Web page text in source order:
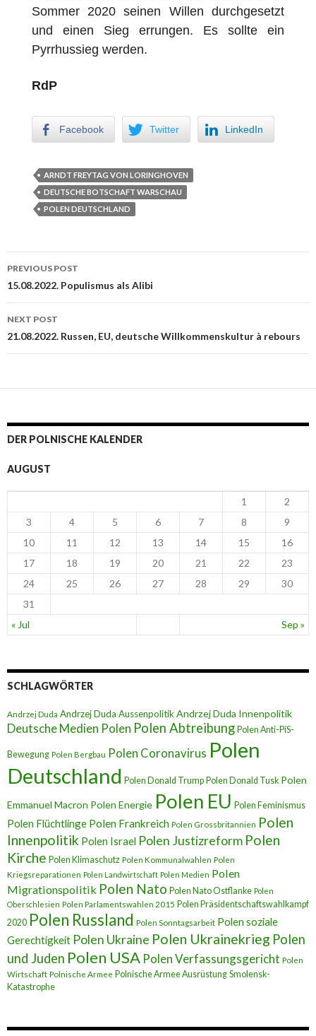
Sommer 2020 seinen Willen durchgesetzt
und einen Sieg errungen. Es sollte ein
Pyrrhussieg werden.
RdP
Facebook Twitter LinkedIn
ARNDT FREYTAG VON LORINGHOVEN
DEUTSCHE BOTSCHAFT WARSCHAU
POLEN DEUTSCHLAND
Post navigation
PREVIOUS POST
15.08.2022. Populismus als Alibi
NEXT POST
21.08.2022. Russen, EU, deutsche Willkommenskultur à rebours
DER POLNISCHE KALENDER
AUGUST
« Jul Sep »
1
2
3
4 5 6 7 8
9
10
11 12 13 14 15
16
17
18 19 20 21 22
23
24
25 26 27 28 29
30
31
SCHLAGWÖRTER
Andrzej Duda Andrzej Duda AussenpolitikAndrzej Duda Innenpolitik
Deutsche Medien Polen Polen Abtreibung Polen Anti-PiS-
Bewegung Polen Bergbau Polen Coronavirus Polen
Deutschland Polen Donald Trump Polen Donald Tusk Polen
Emmanuel Macron Polen Energie Polen EU Polen Feminismus
Polen Flüchtlinge Polen Frankreich Polen Grossbritannien Polen
Innenpolitik Polen Israel Polen Justizreform Polen
Kirche Polen Klimaschutz Polen Kommunalwahlen Polen
Kriegsreparationen Polen Landwirtschaft Polen Medien Polen
Migrationspolitik Polen Nato Polen Nato Ostflanke Polen
Oberschlesien Polen Parlamentswahlen 2015 Polen Präsidentschaftswahlkampf
2020 Polen Russland Polen Sonntagsarbeit Polen soziale
Gerechtigkeit Polen Ukraine Polen Ukrainekrieg Polen
und Juden Polen USA Polen Verfassungsgericht Polen
Wirtschaft Polnische Armee Polnische Armee Ausrüstung Smolensk-
Katastrophe